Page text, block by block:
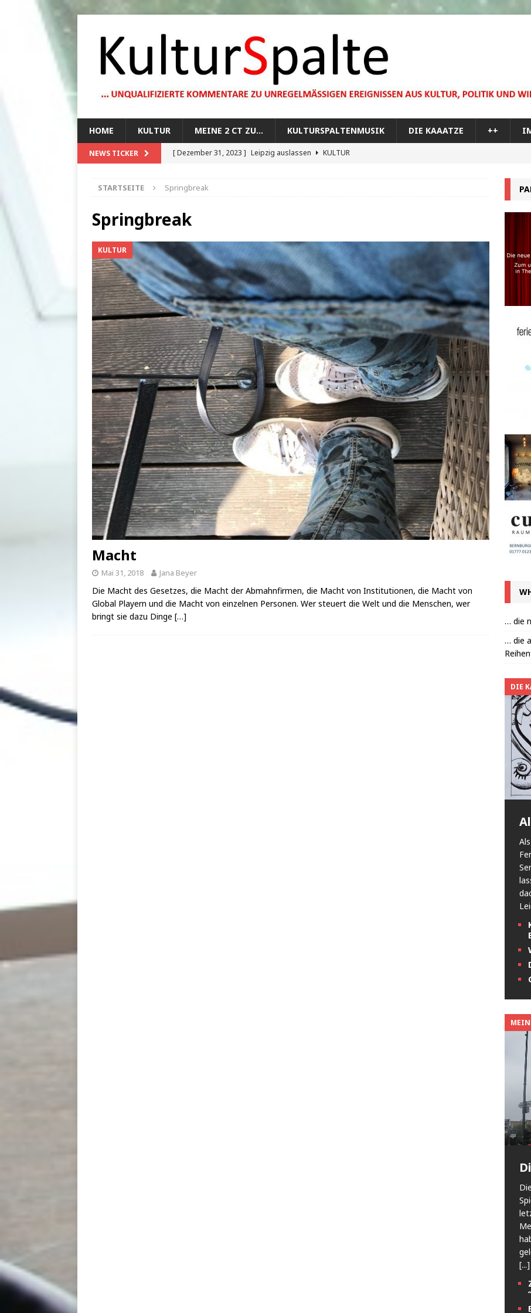
HOME KULTUR MEINE 2 CT ZU… KULTURSPALTENMUSIK DIE KAAATZE ++
NEWS TICKER [ Dezember 31, 2023 ] Leipzig auslassen
KULTUR
[ August 13, 2023 ]
[ August 12, 2023 ]
STARTSEITE Springbreak
Springbreak
KULTUR
Macht
Mai 31, 2018 Jana Beyer
Die Macht des Gesetzes, die Macht der Abmahnfirmen, die Macht von Institutionen, die Macht von
Global Playern und die Macht von einzelnen Personen. Wer steuert die Welt und die Menschen, wer
bringt sie dazu Dinge […]
… die
… die
DIE
[...]